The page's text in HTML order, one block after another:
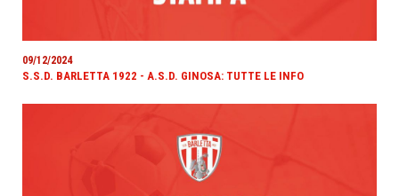
09/12/2024
S.S.D. BARLETTA 1922 - A.S.D. GINOSA: TUTTE LE INFO